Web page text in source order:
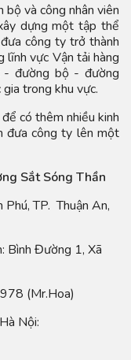
bộ và công nhân viên
dựng một tập thể
công ty trở thành
vực Vận tải hàng
- đường bộ - đường
trong khu vực.
có thêm nhiều kinh
đưa công ty lên một
Sắt Sóng Thần
TP. Thuận An,
Bình Đường 1, Xã
(Mr.Hoa)
Nội: